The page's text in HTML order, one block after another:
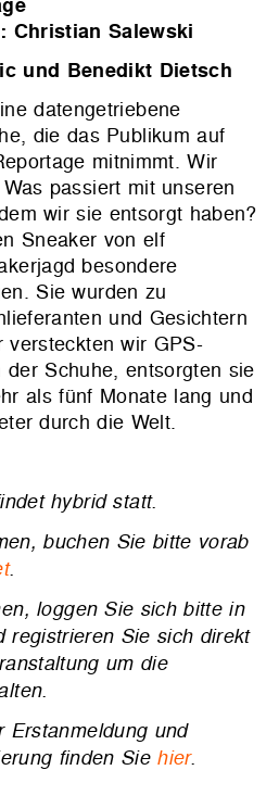
Christian Salewski
und Benedikt Dietsch
datengetriebene
die das Publikum auf
mitnimmt. Wir
passiert mit unseren
wir sie entsorgt haben?
Sneaker von elf
besondere
Sie wurden zu
und Gesichtern
versteckten wir GPS-
Schuhe, entsorgten sie
als fünf Monate lang und
durch die Welt.
hybrid statt.
buchen Sie bitte vorab
.
loggen Sie sich bitte in
registrieren Sie sich direkt
um die
Erstanmeldung und
finden Sie hier.